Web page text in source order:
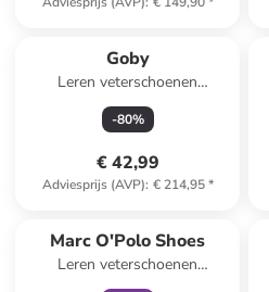
Goby
Leren veterschoenen
zwart/wit/rood
-80%
€ 42,99
Adviesprijs (AVP): € 214,95*
Marc O'Polo Shoes
Leren veterschoenen
donkerblauw